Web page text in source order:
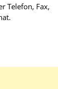
Telefon, Fax,